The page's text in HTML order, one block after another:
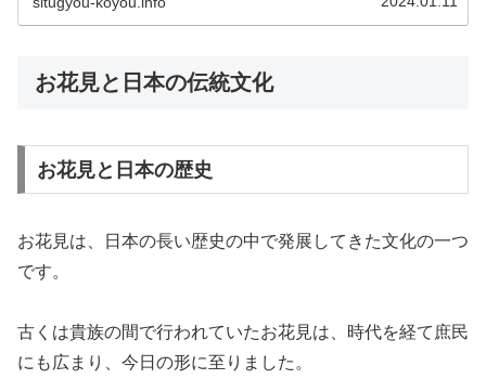
お花見と日本の伝統文化
お花見と日本の歴史
お花見は、日本の長い歴史の中で発展してきた文化の一つ
です。
古くは貴族の間で行われていたお花見は、時代を経て庶民
にも広まり、今日の形に至りました。